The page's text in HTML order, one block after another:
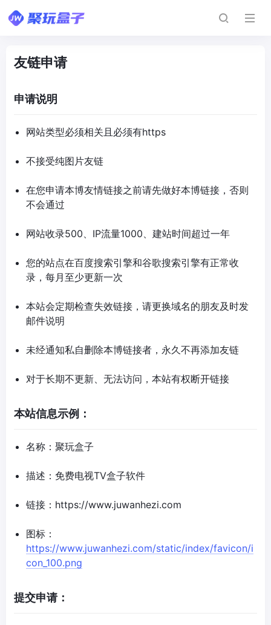
友链申请
申请说明
网站类型必须相关且必须有https
不接受纯图片友链
在您申请本博友情链接之前请先做好本博链接，否则
不会通过
网站收录500、IP流量1000、建站时间超过一年
您的站点在百度搜索引擎和谷歌搜索引擎有正常收
录，每月至少更新一次
本站会定期检查失效链接，请更换域名的朋友及时发
邮件说明
未经通知私自删除本博链接者，永久不再添加友链
对于长期不更新、无法访问，本站有权断开链接
本站信息示例：
名称：聚玩盒子
描述：免费电视TV盒子软件
链接： https://www.juwanhezi.com
图标：
https://www.juwanhezi.com/static/index/favicon/i
con_100.png
提交申请：